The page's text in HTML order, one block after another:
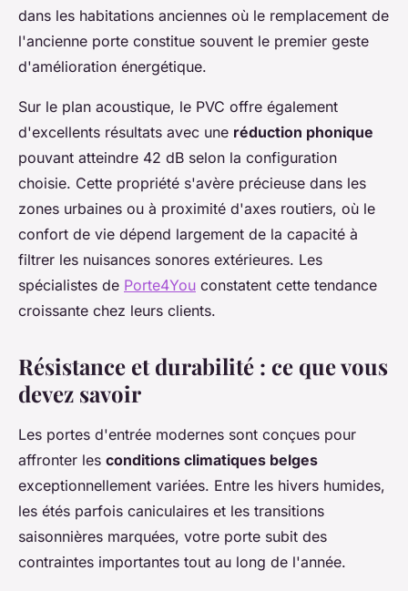
dans les habitations anciennes où le remplacement de
l'ancienne porte constitue souvent le premier geste
d'amélioration énergétique.
Sur le plan acoustique, le PVC offre également
d'excellents résultats avec une réduction phonique
pouvant atteindre 42 dB selon la configuration
choisie. Cette propriété s'avère précieuse dans les
zones urbaines ou à proximité d'axes routiers, où le
confort de vie dépend largement de la capacité à
filtrer les nuisances sonores extérieures. Les
spécialistes de Porte4You constatent cette tendance
croissante chez leurs clients.
Résistance et durabilité : ce que vous
devez savoir
Les portes d'entrée modernes sont conçues pour
affronter les conditions climatiques belges
exceptionnellement variées. Entre les hivers humides,
les étés parfois caniculaires et les transitions
saisonnières marquées, votre porte subit des
contraintes importantes tout au long de l'année.